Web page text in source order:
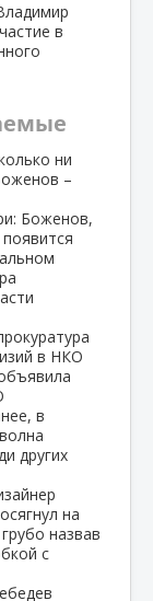
в
ни
–
в НКО
в
других
на
назвав
с